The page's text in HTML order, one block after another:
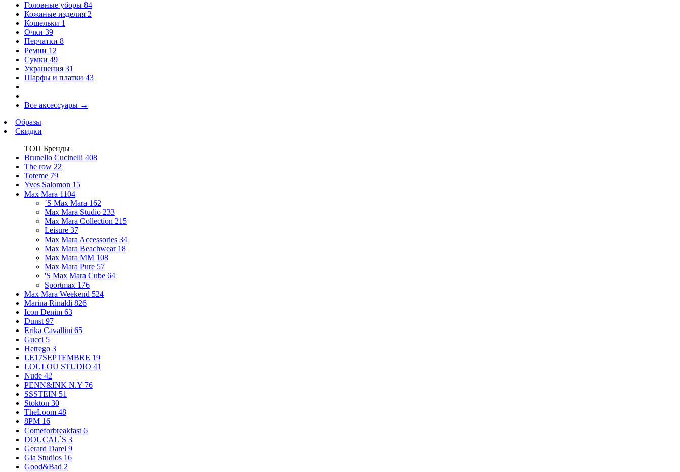
Головные уборы 84
Кожаные изделия 2
Кошельки 1
Очки 39
Перчатки 8
Ремни 12
Сумки 49
Украшения 31
Шарфы и платки 43
Все аксессуары →
Образы
Скидки
ТОП Бренды
Brunello Cucinelli 408
The row 22
Toteme 79
Yves Salomon 15
Max Mara 1104
`S Max Mara 162
Max Mara Studio 233
Max Mara Collection 215
Leisure 37
Max Mara Accessories 34
Max Mara Beachwear 18
Max Mara MM 108
Max Mara Pure 57
'S Max Mara Cube 64
Sportmax 176
Max Mara Weekend 524
Marina Rinaldi 826
Icon Denim 63
Dunst 97
Erika Cavallini 65
Gucci 5
Hetrego 3
LE17SEPTEMBRE 19
LOULOU STUDIO 41
Nude 42
PENN&INK N.Y 76
SSSTEIN 51
Stokton 30
TheLoom 48
8PM 16
Comeforbreakfast 6
DOUCAL`S 3
Gerard Darel 9
Gia Studios 16
Good&Bad 2